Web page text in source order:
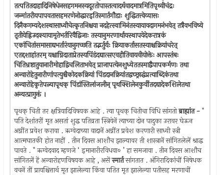
तत्पतितदाहादिनिषेधेनसहगमनस्यदूरतोपास्तत्वादर्थवादमात्रमितिपृथ्वीचंद्रः
जन्मांतरीयपापवतासहमरणेनोद्धारइतिस्मार्तगौडाः शुद्धितत्त्वेव्यासः
दिनैकगम्यदेशस्थासाध्वीचेत्कृतनिश्चया नदहेत्स्वामिनंतस्यायावदागमनंभवेत् तत्रैवभविष्ये
तृतीयेह्निउदक्यायामृतेभर्तरिवैद्विजाः तस्यानुमरणार्थायस्थापयेदेकरात्रकं
एकांचितांसमासाद्यभर्तारंयानुगच्छति तद्भर्तुर्यः क्रियाकर्तासतस्याश्चक्रियांचरेत्
एतद्दशाहांतरम् यश्चाग्निदाताप्रेतस्यपिंडंदद्यात्सएवहीतिवायवीयोक्तेः आपस्तंबः
चितिभ्रष्टातुयानारीमोहाद्विचलिताभवेत् प्राजापत्येनशुध्येततस्माद्वैपापकर्मणः तथा
अन्वारोहेतुनारीणांपत्युश्चैकोदकक्रियां पिंडदानक्रियांतद्वच्छ्राद्धंप्रत्याब्दिकंतथा
अन्वारोहेकृतेपत्न्यापृथक् पिंडांस्तिलांजलीन् पृथक्शिलेनकुर्वीतदद्यादेकशिलेतथा
अन्यत्प्रागुक्तं ।
पृथक् चिती तर क्षत्रियादिविषयक आहे . त्या पृथक् चितीचा विधि सांगतोब्राह्मांत -"
पति देशांतरीं मृत असतां शुद्ध पतिव्रता स्त्रियेनें त्याच्या दोन पादुका उरावर घेऊन
अग्नींत प्रवेश करावा . ऋग्वेदाच्या वादानें अग्नींत प्रवेश करणारी साध्वी स्त्री
आत्मघातकी होत नाहीं . तीन दिवस आशौच झाल्यावर ती शास्त्रानें सांगितलेलें श्राद्ध
पावते . " ऋग्वेदवाद म्हणजे ‘ इमानारीरविधवा० ’ हा समजावा . तीन दिवस आशौच
सांगितलें हें अन्वारोहणविषयक आहे , असेंस्मार्तसांगतात . अंगिरादिकांचीं निषेधक
वचनें तीं प्रायश्चित्तार्थ मृत झालेल्या किंवा पतित मृत झालेल्या पतीसह मरणाचीं